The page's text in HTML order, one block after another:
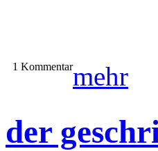
1 Kommentarmehr
der